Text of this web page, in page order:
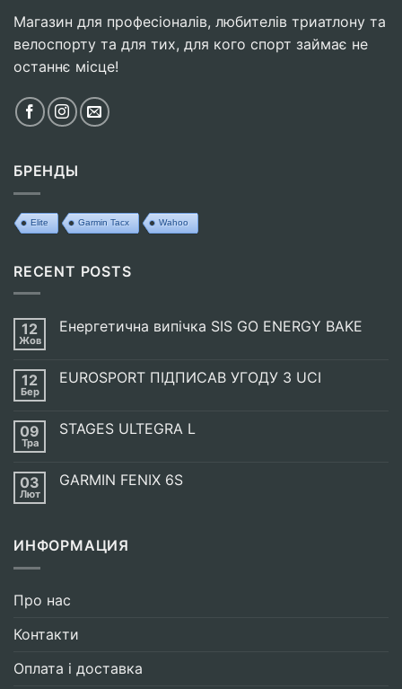
Магазин для професіоналів, любителів триатлону та
велоспорту та для тих, для кого спорт займає не
останнє місце!
БРЕНДЫ
Elite Garmin Tacx Wahoo
RECENT POSTS
12
Жов
Енергетична випічка SIS GO ENERGY BAKE
Енергетична
ENERGY
BAKE
12
Бер
EUROSPORT ПІДПИСАВ УГОДУ З UCI
EUROSPORT
UCI
09
Тра
STAGES ULTEGRA L
STAGES
03
Лют
GARMIN FENIX 6S
FENIX
ИНФОРМАЦИЯ
Про нас
Контакти
Оплата і доставка